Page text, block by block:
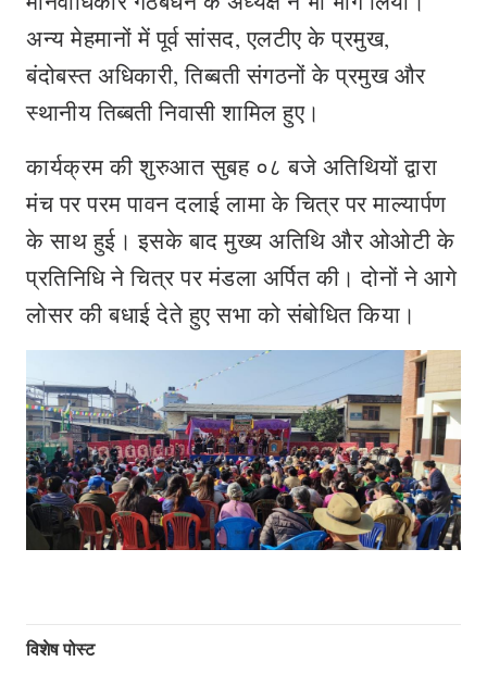
अन्य मेहमानों में पूर्व सांसद, एलटीए के प्रमुख,
बंदोबस्त अधिकारी, तिब्बती संगठनों के प्रमुख और
स्थानीय तिब्बती निवासी शामिल हुए।
कार्यक्रम की शुरुआत सुबह ०८ बजे अतिथियों द्वारा
मंच पर परम पावन दलाई लामा के चित्र पर माल्यार्पण
के साथ हुई। इसके बाद मुख्य अतिथि और ओओटी के
प्रतिनिधि ने चित्र पर मंडला अर्पित की। दोनों ने आगे
लोसर की बधाई देते हुए सभा को संबोधित किया।
विशेष पोस्ट